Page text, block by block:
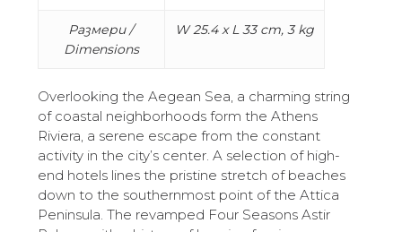
Размери /
Dimensions
W 25.4 x L 33 cm, 3 kg
Overlooking the Aegean Sea, a charming string
of coastal neighborhoods form the Athens
Riviera, a serene escape from the constant
activity in the city’s center. A selection of high-
end hotels lines the pristine stretch of beaches
down to the southernmost point of the Attica
Peninsula. The revamped Four Seasons Astir